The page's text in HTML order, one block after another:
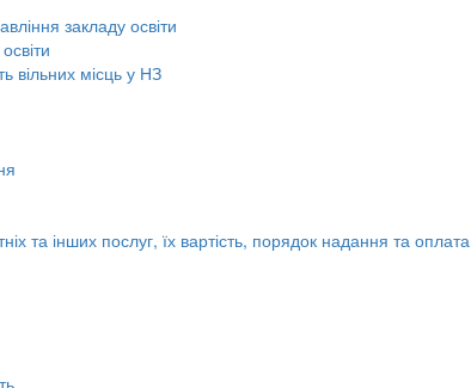
закладу освіти
вільних місць у НЗ
та інших послуг, їх вартість, порядок надання та оплата